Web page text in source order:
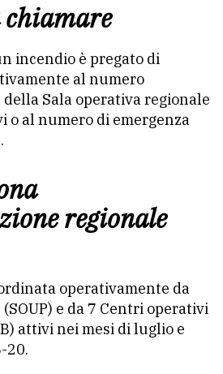
incendio è pregato di
al numero
Sala operativa regionale
o al numero di emergenza
.
regionale
operativamente da
e da 7 Centri operativi
attivi nei mesi di luglio e
20.